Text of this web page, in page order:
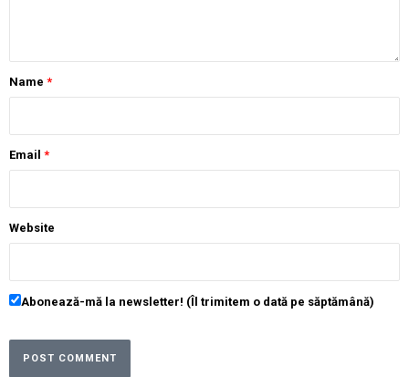
Name *
Email *
Website
Abonează-mă la newsletter! (Îl trimitem o dată pe săptămână)